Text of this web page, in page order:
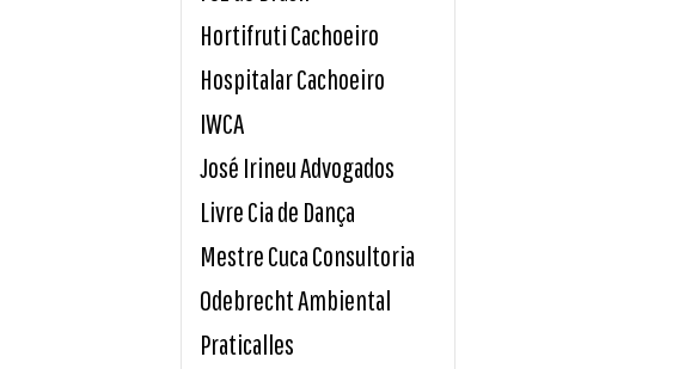
Hortifruti Cachoeiro
Hospitalar Cachoeiro
IWCA
José Irineu Advogados
Livre Cia de Dança
Mestre Cuca Consultoria
Odebrecht Ambiental
Praticalles